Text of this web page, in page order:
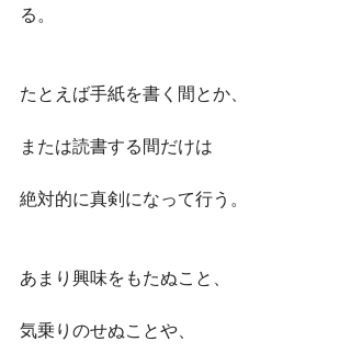
る。
たとえば手紙を書く間とか、
または読書する間だけは
絶対的に真剣になって行う。
あまり興味をもたぬこと、
気乗りのせぬことや、